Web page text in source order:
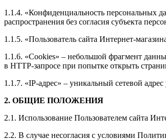
1.1.4. «Конфиденциальность персональных
распространения без согласия субъекта
1.1.5. «Пользователь сайта Интернет-
1.1.6. «Cookies» – небольшой фрагмент
в HTTP-запросе при попытке открыть
1.1.7. «IP-адрес» – уникальный сетевой
2. ОБЩИЕ ПОЛОЖЕНИЯ
2.1. Использование Пользователем сайта
2.2. В случае несогласия с условиями